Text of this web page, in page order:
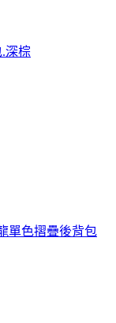
.深棕
單色摺疊後背包